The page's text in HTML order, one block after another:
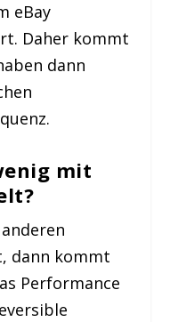
eBay
Daher kommt
dann
mit
dann kommt
Performance